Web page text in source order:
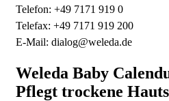
Telefon: +49 7171 919 0
Telefax: +49 7171 919 200
E-Mail: dialog@weleda.de
Weleda Baby
Pflegt trockene